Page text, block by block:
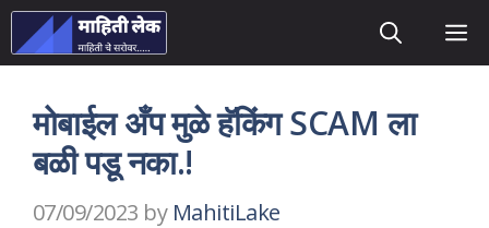
Skip
to
मोबाईल अँप मुळे हॅकिंग SCAM ला
बळी पडू नका.!
07/09/2023 by MahitiLake